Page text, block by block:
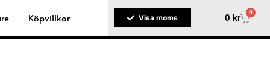
Köpvillkor Visa moms 0 kr
0